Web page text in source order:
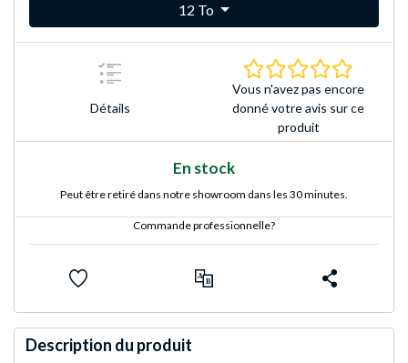
12 To
Détails
Vous n'avez pas encore
donné votre avis sur ce
produit
En stock
Peut être retiré dans notre showroom dans les 30 minutes.
Commande professionnelle?
Description du produit